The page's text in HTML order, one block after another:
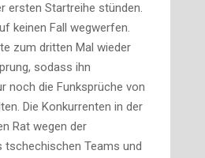
ersten Startreihe stünden.
keinen Fall wegwerfen.
zum dritten Mal wieder
sodass ihn
noch die Funksprüche von
Die Konkurrenten in der
Rat wegen der
tschechischen Teams und